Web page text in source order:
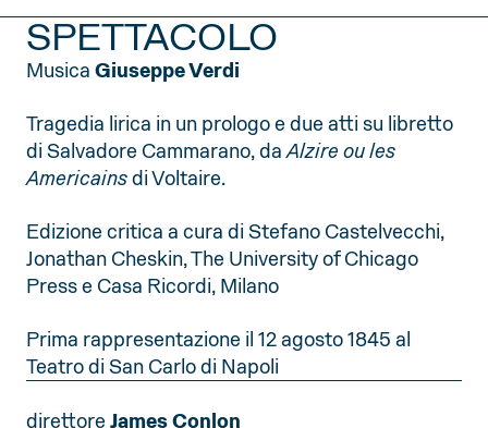
SPETTACOLO
Musica Giuseppe Verdi
Tragedia lirica in un prologo e due atti su libretto
di Salvadore Cammarano, daAlzire ou les
Americainsdi Voltaire.
Edizione critica a cura di Stefano Castelvecchi,
Jonathan Cheskin, The University of Chicago
Press e Casa Ricordi, Milano
Prima rappresentazione il 12 agosto 1845 al
Teatro di San Carlo di Napoli
direttore James Conlon